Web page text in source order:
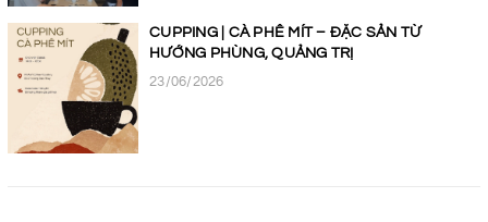
CUPPING | CÀ PHÊ MÍT – ĐẶC SẢN TỪ
HƯỚNG PHÙNG, QUẢNG TRỊ
23/06/2026